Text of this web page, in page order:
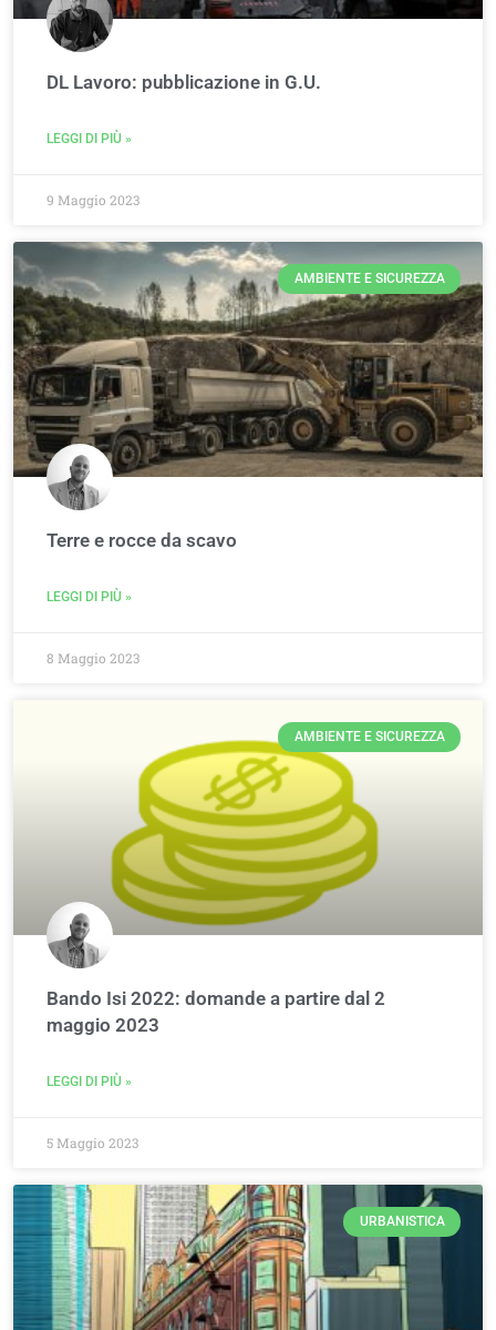
DL Lavoro: pubblicazione in G.U.
LEGGI DI PIÙ »
9 Maggio 2023
AMBIENTE E SICUREZZA
Terre e rocce da scavo
LEGGI DI PIÙ »
8 Maggio 2023
AMBIENTE E SICUREZZA
Bando Isi 2022: domande a partire dal 2
maggio 2023
LEGGI DI PIÙ »
5 Maggio 2023
URBANISTICA